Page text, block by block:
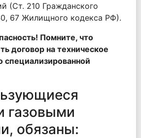
(Ст. 210 Гражданского
67 Жилищного кодекса РФ).
Помните, что
договор на техническое
специализированной
газовыми
обязаны: